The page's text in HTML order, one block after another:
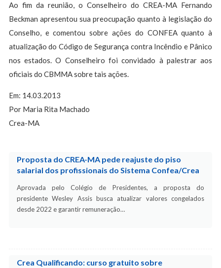
Ao fim da reunião, o Conselheiro do CREA-MA Fernando
Beckman apresentou sua preocupação quanto à legislação do
Conselho, e comentou sobre ações do CONFEA quanto à
atualização do Código de Segurança contra Incêndio e Pânico
nos estados. O Conselheiro foi convidado à palestrar aos
oficiais do CBMMA sobre tais ações.
Em: 14.03.2013
Por Maria Rita Machado
Crea-MA
Proposta do CREA-MA pede reajuste do piso
salarial dos profissionais do Sistema Confea/Crea
Aprovada pelo Colégio de Presidentes, a proposta do
presidente Wesley Assis busca atualizar valores congelados
desde 2022 e garantir remuneração…
Crea Qualificando: curso gratuito sobre